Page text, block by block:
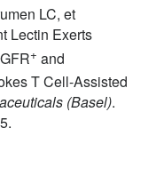
LC, et
Lectin Exerts
+ and
T Cell-Assisted
(Basel).